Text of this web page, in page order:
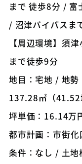
まで 徒歩8分 / 富
/ 沼津バイパスま
【周辺環境】須
まで徒歩9分
地目：宅地 / 地
137.28㎡（41.52
坪単価：16.14万
都市計画：市街
条件：なし / 土